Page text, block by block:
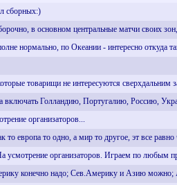
сборных:)
в основном центральные матчи своих
нормально, по Океании - интересно откуда
товарищи не интересуются сверхдальним
включать Голландию, Португалию, Россию,
организаторов...
то европа то одно, а мир то другое, эт все
усмотрение организаторов. Играем по любым
конечно надо; Сев.Америку и Азию можно;